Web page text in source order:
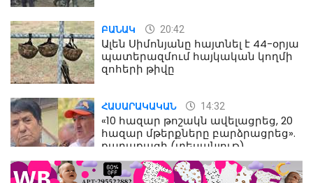
ԲԱՆԱԿ 20:42
Ալեն Սիմոնյանը հայտնել է 44-օրյա
պատերազմում հայկական կողմի
զոհերի թիվը
ՀԱՍԱՐԱԿԱԿԱՆ 14:32
«10 հազար թոշակն ավելացրեց, 20
հազար մթերքները բարձրացրեց».
քաղաքացի (տեսանյութ)